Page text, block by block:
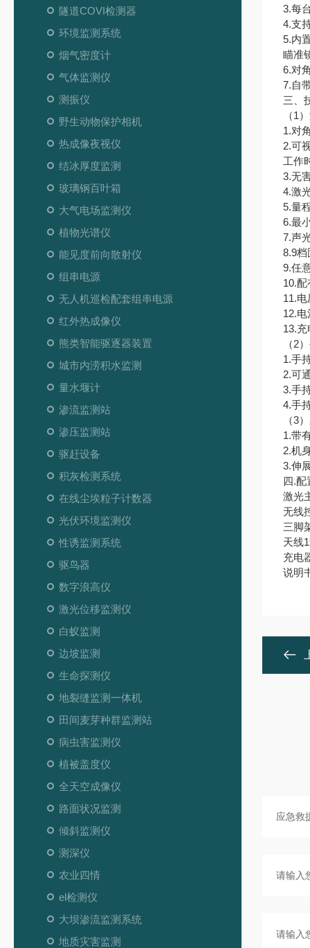
隧道COVI检测器
环境监测系统
烟气密度计
气体监测仪
测振仪
野生动物保护相机
热成像夜视仪
结冰厚度监测
玻璃钢百叶箱
大气电场监测仪
植物光谱仪
能见度前向散射仪
组串电源
无人机巡检配套组串电源
红外热成像仪
熊类智能驱逐器装置
城市内涝积水监测
量水堰计
渗流监测站
渗压监测站
驱赶设备
积灰检测系统
在线尘埃粒子计数器
光伏环境监测仪
性诱监测系统
驱鸟器
数字浪高仪
激光位移监测仪
白蚁监测
边坡监测
生命探测仪
地裂缝监测一体机
田间麦芽种群监测站
病虫害监测仪
植被盖度仪
全天空成像仪
路面状况监测
倾斜监测仪
测深仪
农业四情
el检测仪
大坝渗流监测系统
地质灾害监测
3.每
4.支
5.内
瞄准
6.对
7.自
三、
（1
1.对
2.可
工作
3.无
4.激
5.量
6.最
7.声
8.9档
9.任
10.
11.
12.
13.
（2
1.手
2.可
3.手
4.手
（3
1.带
2.机
3.伸
四.配
激光
无线
三脚
天线
充电
说明